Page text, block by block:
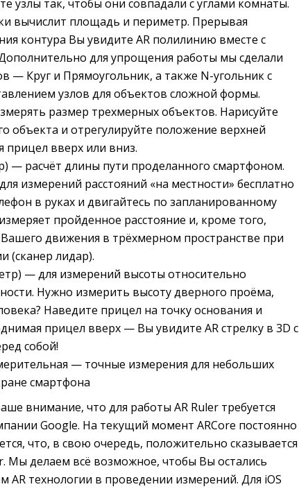
узлы так, чтобы они совпадали с углами комнаты.
вычислит площадь и периметр. Прерывая
контура Вы увидите AR полилинию вместе с
для упрощения работы мы сделали
— Круг и Прямоугольник, а также N-угольник с
узлов для объектов сложной формы.
размер трехмерных объектов. Нарисуйте
объекта и отрегулируйте положение верхней
прицел вверх или вниз.
— расчёт длины пути проделанного смартфоном.
измерений расстояний «на местности» бесплатно
в руках и двигайтесь по запланированному
пройденное расстояние и, кроме того,
движения в трёхмерном пространстве при
(сканер лидар).
— для измерений высоты относительно
Нужно измерить высоту дверного проёма,
Наведите прицел на точку основания и
прицел вверх — Вы увидите AR стрелку в 3D с
собой!
— точные измерения для небольших
смартфона
внимание, что для работы AR Ruler требуется
Google. На текущий момент ARCore постоянно
что, в свою очередь, положительно сказывается
Мы делаем всё возможное, чтобы Вы остались
AR технологии в проведении измерений. Для iOS